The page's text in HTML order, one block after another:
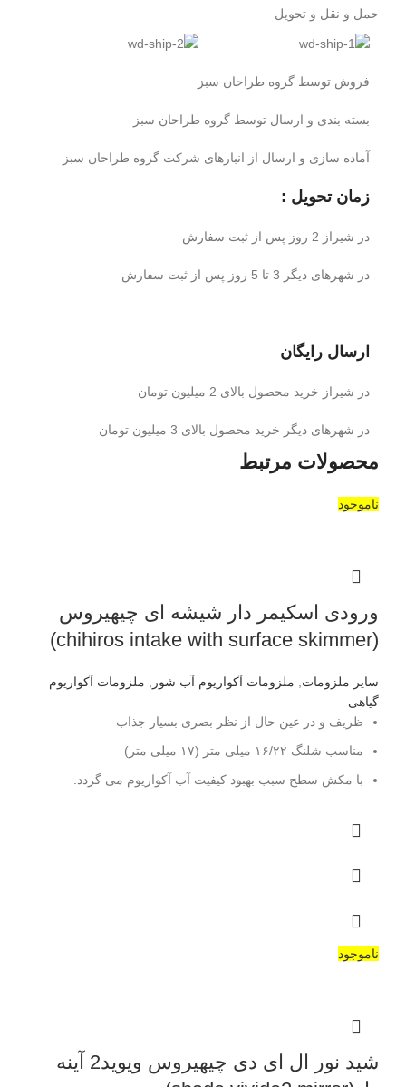
حمل و نقل و تحویل
فروش توسط گروه طراحان سبز
بسته بندی و ارسال توسط گروه طراحان سبز
آماده سازی و ارسال از انبارهای شرکت گروه طراحان سبز
زمان تحویل :
در شیراز 2 روز پس از ثبت سفارش
در شهرهای دیگر 3 تا 5 روز پس از ثبت سفارش
ارسال رایگان
در شیراز خرید محصول بالای 2 میلیون تومان
در شهرهای دیگر خرید محصول بالای 3 میلیون تومان
محصولات مرتبط
ناموجود
ورودی اسکیمر دار شیشه ای چیهیروس
(chihiros intake with surface skimmer)
سایر ملزومات ملزومات آکواریوم آب شور
ملزومات آکواریوم
گیاهی
ظریف و در عین حال از نظر بصری بسیار جذاب
مناسب شلنگ ۱۶/۲۲ میلی متر (۱۷ میلی متر)
با مکش سطح سبب بهبود کیفیت آب آکواریوم می گردد.
ناموجود
شید نور ال ای دی چیهیروس ویوید2 آینه